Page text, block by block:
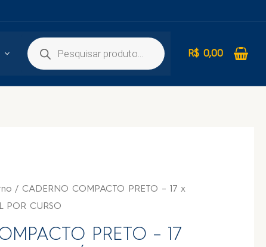
R$ 0,00
/ CADERNO COMPACTO PRETO – 17 x
POR CURSO
PRETO – 17